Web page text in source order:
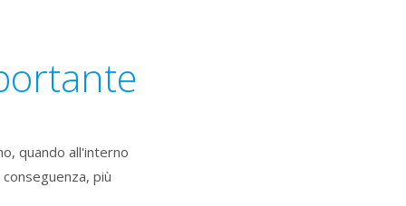
quando all'interno
più